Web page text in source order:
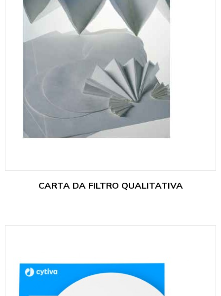
CARTA DA FILTRO QUALITATIVA